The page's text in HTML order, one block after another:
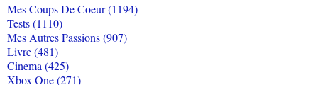
Mes Coups De Coeur (1194)
Tests (1110)
Mes Autres Passions (907)
Livre (481)
Cinema (425)
Xbox One (271)